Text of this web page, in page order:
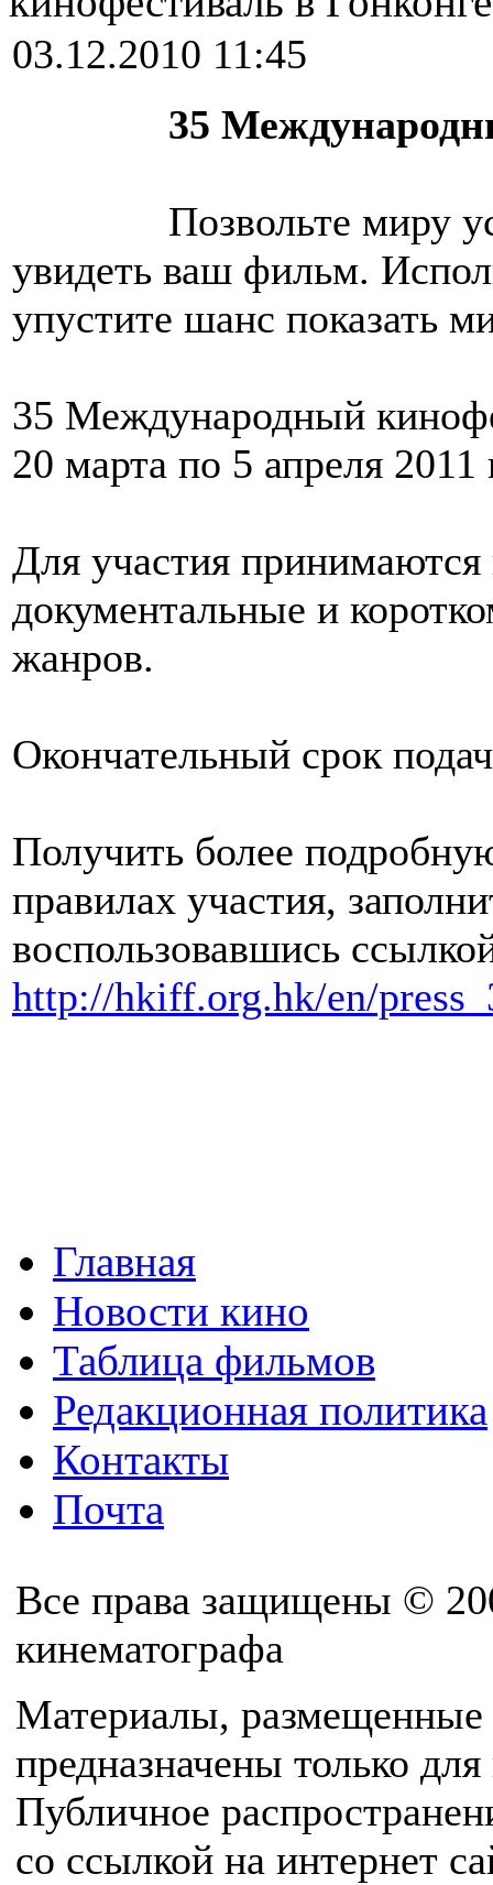
03.12.2010 11:45
35
Позвольте миру
увидеть ваш фильм.
упустите шанс показать
35 Международный
20 марта по 5 апреля 2011
Для участия
документальные и
жанров.
Окончательный срок
Получить более
правилах участия,
воспользовавшись
http://hkiff.org.hk/en/
Главная
Новости кино
Таблица фильмов
Редакционная политика
Контакты
Почта
Все права защищены ©
кинематографа
Материалы, размещенные
предназначены только
Публичное
со ссылкой на интернет